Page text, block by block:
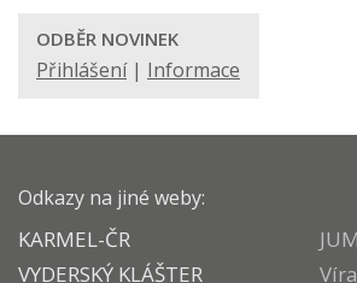
ODBĚR NOVINEK
Přihlášení| Informace
Odkazy na jiné weby:
KARMEL-ČR
VYDERSKÝ KLÁŠTER
Víra